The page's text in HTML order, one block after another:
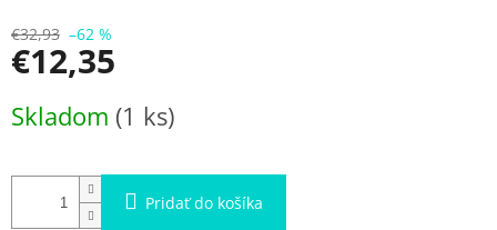
€32,93 –62 %
€12,35
cena:
Skladom (1 ks)
Pridať do košíka